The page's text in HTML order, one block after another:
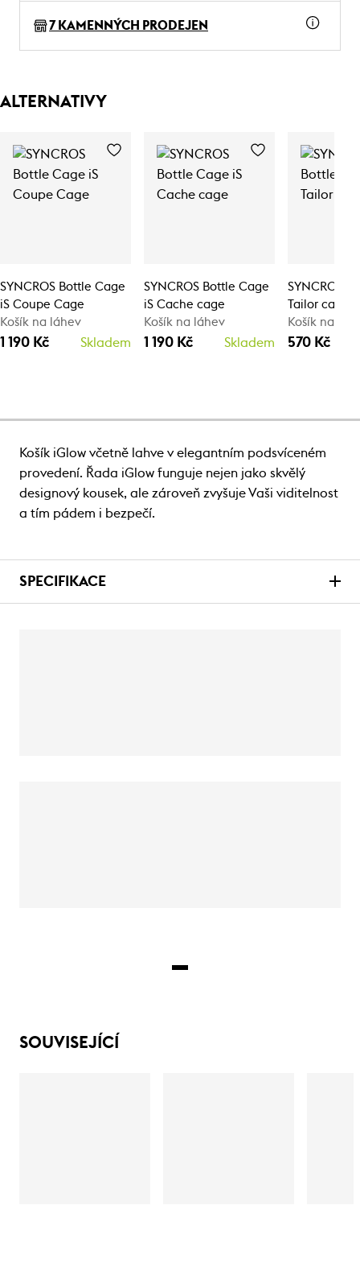
7 KAMENNÝCH PRODEJEN
ALTERNATIVY
SYNCROS Bottle Cage
iS Coupe Cage
Košík na láhev
1 190 Kč Skladem
SYNCROS Bottle Cage
iS Cache cage
Košík na láhev
1 190 Kč Skladem
SYNCROS
Tailor cage
Košík na
570 Kč
Košík iGlow včetně lahve v elegantním podsvíceném
provedení. Řada iGlow funguje nejen jako skvělý
designový kousek, ale zároveň zvyšuje Vaši viditelnost
a tím pádem i bezpečí.
SPECIFIKACE
SOUVISEJÍCÍ